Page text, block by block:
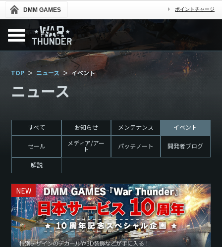
DMM GAMES ポイントチャージ
TOP ニュース イベント
ニュース
すべて お知らせ メンテナンス イベント
セール メディア/アー
ト パッチノート 開発者ブログ
解説
NEW